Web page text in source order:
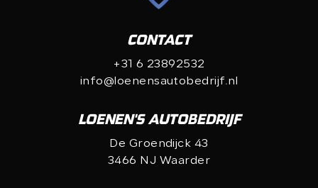
CONTACT
+31 6 23892532
info@loenensautobedrijf.nl
LOENEN'S AUTOBEDRIJF
De Groendijck 43
3466 NJ Waarder